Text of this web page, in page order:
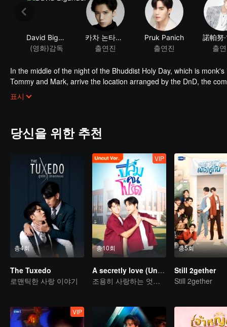
In the middle of the night of the Bhuddist Holy Day, which is
Tommy and Mark, arrive the location arranged by the DnD, the
show of the year. Who would have guessed that they would meet
crazy, addicted to the series and embarrassed when meet the
Unexpected situation beyond imagination, strangely distorted,
the exploration mission. Find out the truth about what really
표시
당신을 위한 추천
총4회
The Tuxedo
로맨틱한 사랑 이야기
총10회
VIP
A secretly love (Uncut Ver.)
조용히 사랑하는 엇갈린 이야기
총5회
Still 2gether
Still 2gether
VIP